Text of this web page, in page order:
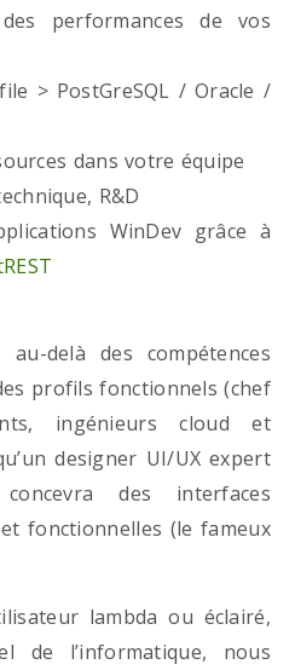
performances de vos
> PostGreSQL / Oracle /
dans votre équipe
R&D
WinDev grâce à
delà des compétences
profils fonctionnels (chef
ingénieurs cloud et
designer UI/UX expert
des interfaces
fonctionnelles (le fameux
lambda ou éclairé,
de l’informatique, nous